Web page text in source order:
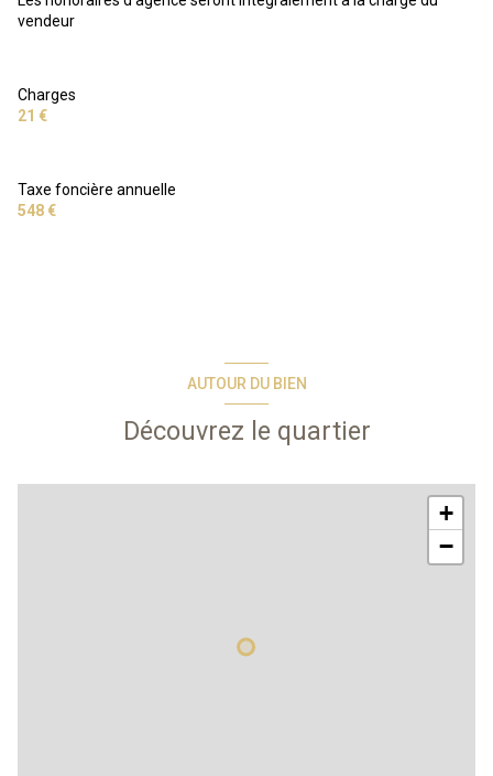
vendeur
Charges
21 €
Taxe foncière annuelle
548 €
AUTOUR DU BIEN
Découvrez le quartier
+
−